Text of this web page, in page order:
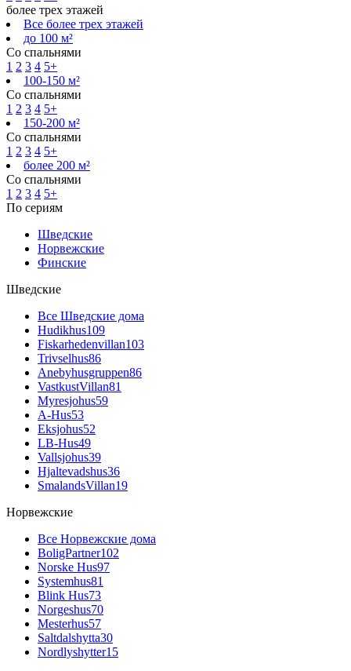
более трех этажей
Все более трех этажей
до 100 м²
Со спальнями
1 2 3 4 5+
100-150 м²
Со спальнями
1 2 3 4 5+
150-200 м²
Со спальнями
1 2 3 4 5+
более 200 м²
Со спальнями
1 2 3 4 5+
По сериям
Шведские
Норвежские
Финские
Шведские
Все Шведские дома
Hudikhus109
Fiskarhedenvillan103
Trivselhus86
Anebyhusgruppen86
VastkustVillan81
Myresjohus59
A-Hus53
Eksjohus52
LB-Hus49
Vallsjohus39
Hjaltevadshus36
SmalandsVillan19
Норвежские
Все Норвежские дома
BoligPartner102
Norske Hus97
Systemhus81
Blink Hus73
Norgeshus70
Mesterhus57
Saltdalshytta30
Nordlyshytter15